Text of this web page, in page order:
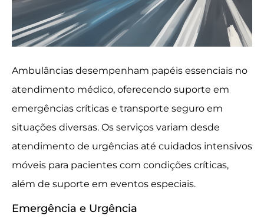
Ambulâncias desempenham papéis essenciais no
atendimento médico, oferecendo suporte em
emergências críticas e transporte seguro em
situações diversas. Os serviços variam desde
atendimento de urgências até cuidados intensivos
móveis para pacientes com condições críticas,
além de suporte em eventos especiais.
Emergência e Urgência